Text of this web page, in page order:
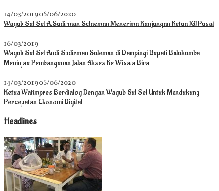
14/03/201906/06/2020
Wagub Sul Sel A.Sudirman Sulaeman Menerima Kunjungan Ketua IGI Pusat
16/03/2019
Wagub Sul Sel Andi Sudirman Suleman di Dampingi Bupati Bulukumba
Meninjau Pembangunan Jalan Akses Ke Wisata Bira
14/03/201906/06/2020
Ketua Watimpres Berdialog Dengan Wagub Sul Sel Untuk Mendukung
Percepatan Ekonomi Digital
Headlines